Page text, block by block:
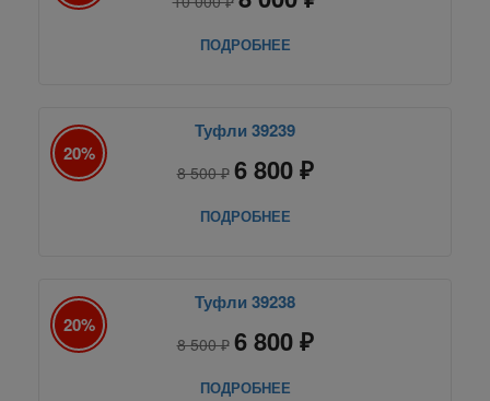
ПОДРОБНЕЕ
20%
Туфли 39239
8 500 ₽ 6 800 ₽
ПОДРОБНЕЕ
20%
Туфли 39238
8 500 ₽ 6 800 ₽
ПОДРОБНЕЕ